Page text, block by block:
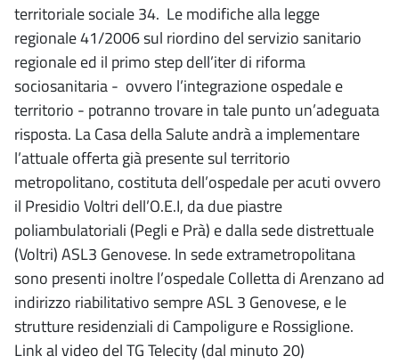
territoriale sociale 34. Le modifiche alla legge
regionale 41/2006 sul riordino del servizio sanitario
regionale ed il primo step dell’iter di riforma
sociosanitaria - ovvero l’integrazione ospedale e
territorio - potranno trovare in tale punto un’adeguata
risposta. La Casa della Salute andrà a implementare
l’attuale offerta già presente sul territorio
metropolitano, costituta dell’ospedale per acuti ovvero
il Presidio Voltri dell’O.E.I, da due piastre
poliambulatoriali (Pegli e Prà) e dalla sede distrettuale
(Voltri) ASL3 Genovese. In sede extrametropolitana
sono presenti inoltre l’ospedale Colletta di Arenzano ad
indirizzo riabilitativo sempre ASL 3 Genovese, e le
strutture residenziali di Campoligure e Rossiglione.
Link al video del TG Telecity (dal minuto 20)